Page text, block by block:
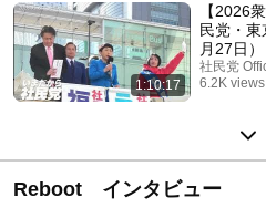
1:10:17
【2026
民党・
月27日）
社民党
6.2K views
Reboot インタビュー